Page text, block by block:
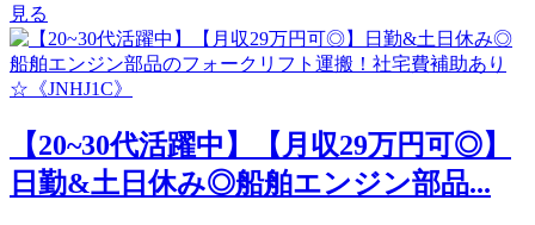
見る
【20~30代活躍中】【月収29万円可◎】
日勤&土日休み◎船舶エンジン部品...